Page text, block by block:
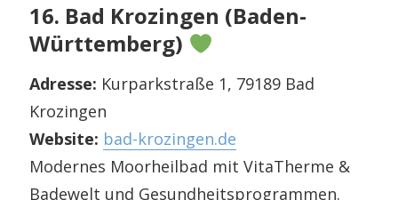
16. Bad Krozingen (Baden-
Württemberg)
Adresse: Kurparkstraße 1, 79189 Bad
Krozingen
Website: bad-krozingen.de
Modernes Moorheilbad mit VitaTherme &
Badewelt und Gesundheitsprogrammen.